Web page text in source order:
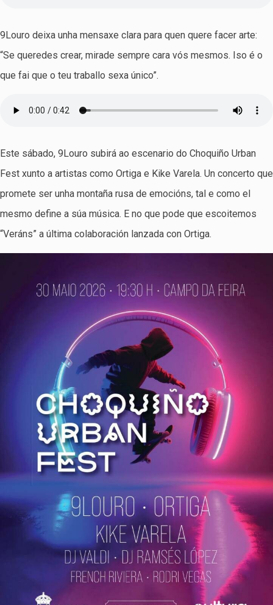
9Louro deixa unha mensaxe clara para quen quere facer arte:
“Se queredes crear, mirade sempre cara vós mesmos. Iso é o
que fai que o teu traballo sexa único”.
Este sábado, 9Louro subirá ao escenario do Choquiño Urban
Fest xunto a artistas como Ortiga e Kike Varela. Un concerto que
promete ser unha montaña rusa de emocións, tal e como el
mesmo define a súa música. E no que pode que escoitemos
“Veráns” a última colaboración lanzada con Ortiga.